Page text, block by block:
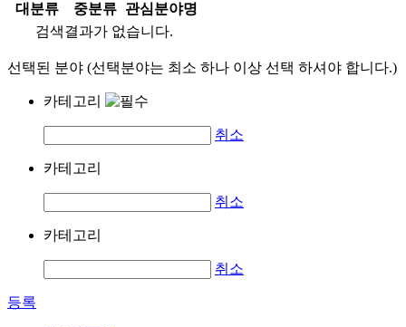
대분류
중분류
관심분야명
검색결과가 없습니다.
선택된 분야 (선택분야는 최소 하나 이상 선택 하셔야 합니다.)
카테고리
취소
카테고리
취소
카테고리
취소
등록